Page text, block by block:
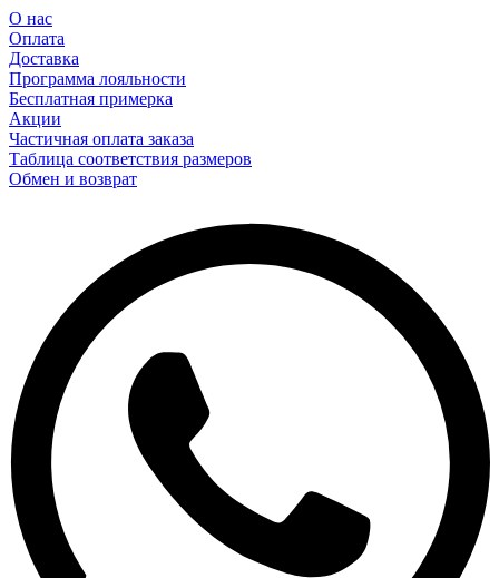
О нас
Оплата
Доставка
Программа лояльности
Бесплатная примерка
Акции
Частичная оплата заказа
Таблица соответствия размеров
Обмен и возврат